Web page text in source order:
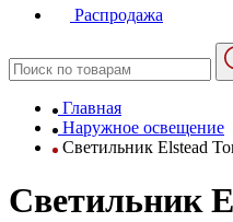
Распродажа
Главная
Наружное освещение
Светильник Elstead
Светильник